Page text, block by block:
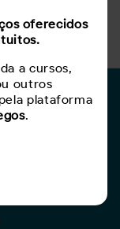
oferecidos
a cursos,
outros
plataforma
.